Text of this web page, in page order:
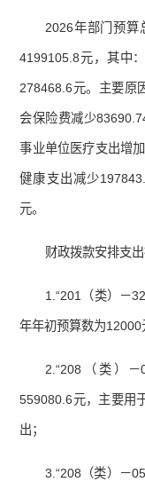
2026年部门预算
4199105.8元，其中
278468.6元。主要原
会保险费减少
事业单位医疗支出增
健康支出减少
元。
财政拨款安排支
1.“201（类）－
年年初预算数为12000
2.“208（类）
559080.6元，主要用
出；
3.“208（类）－